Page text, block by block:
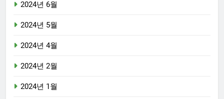
2024년 6월
2024년 5월
2024년 4월
2024년 2월
2024년 1월